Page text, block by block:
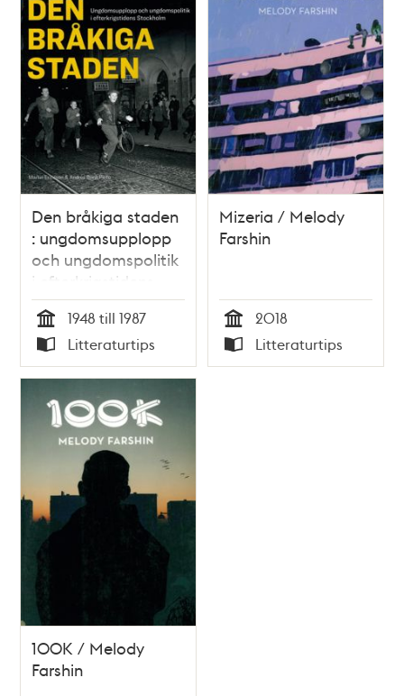
Den bråkiga staden
: ungdomsupplopp
och ungdomspolitik
i efterkrigstidens
Stockholm / Martin
Ericsson och Andrés
Brink Pinto
Tid
1948 till 1987
Typ
Litteraturtips
Mizeria / Melody
Farshin
Tid
2018
Typ
Litteraturtips
100K / Melody
Farshin